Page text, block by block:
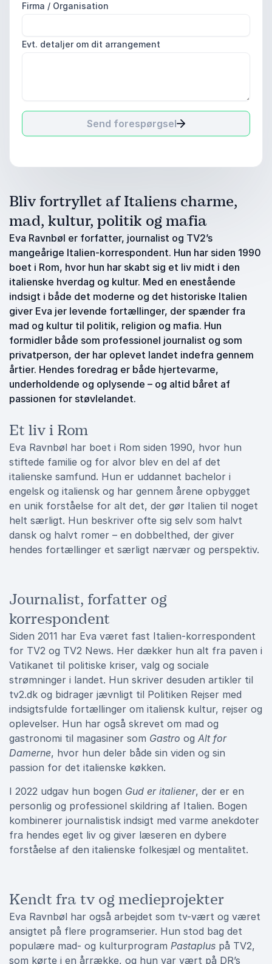
Firma / Organisation
Evt. detaljer om dit arrangement
Send forespørgsel
Bliv fortryllet af Italiens charme,
mad, kultur, politik og mafia
Eva Ravnbøl er forfatter, journalist og TV2’s
mangeårige Italien-korrespondent. Hun har siden 1990
boet i Rom, hvor hun har skabt sig et liv midt i den
italienske hverdag og kultur. Med en enestående
indsigt i både det moderne og det historiske Italien
giver Eva jer levende fortællinger, der spænder fra
mad og kultur til politik, religion og mafia. Hun
formidler både som professionel journalist og som
privatperson, der har oplevet landet indefra gennem
årtier. Hendes foredrag er både hjertevarme,
underholdende og oplysende – og altid båret af
passionen for støvlelandet.
Et liv i Rom
Eva Ravnbøl har boet i Rom siden 1990, hvor hun
stiftede familie og for alvor blev en del af det
italienske samfund. Hun er uddannet bachelor i
engelsk og italiensk og har gennem årene opbygget
en unik forståelse for alt det, der gør Italien til noget
helt særligt. Hun beskriver ofte sig selv som halvt
dansk og halvt romer – en dobbelthed, der giver
hendes fortællinger et særligt nærvær og perspektiv.
Journalist, forfatter og
korrespondent
Siden 2011 har Eva været fast Italien-korrespondent
for TV2 og TV2 News. Her dækker hun alt fra paven i
Vatikanet til politiske kriser, valg og sociale
strømninger i landet. Hun skriver desuden artikler til
tv2.dk og bidrager jævnligt til Politiken Rejser med
indsigtsfulde fortællinger om italiensk kultur, rejser og
oplevelser. Hun har også skrevet om mad og
gastronomi til magasiner som Gastro og Alt for
Damerne, hvor hun deler både sin viden og sin
passion for det italienske køkken.
I 2022 udgav hun bogen Gud er italiener, der er en
personlig og professionel skildring af Italien. Bogen
kombinerer journalistisk indsigt med varme anekdoter
fra hendes eget liv og giver læseren en dybere
forståelse af den italienske folkesjæl og mentalitet.
Kendt fra tv og medieprojekter
Eva Ravnbøl har også arbejdet som tv-vært og været
ansigtet på flere programserier. Hun stod bag det
populære mad- og kulturprogram Pastaplus på TV2,
som kørte i en årrække, og hun var vært på DR’s